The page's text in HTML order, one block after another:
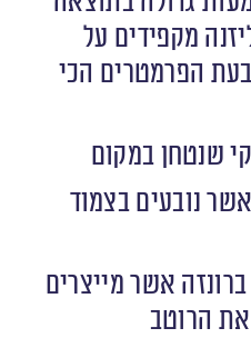
מקפידים על
הפרמטרים הכי
שנטחן במקום
נובעים בצמוד
אשר מייצרים
הרוטב